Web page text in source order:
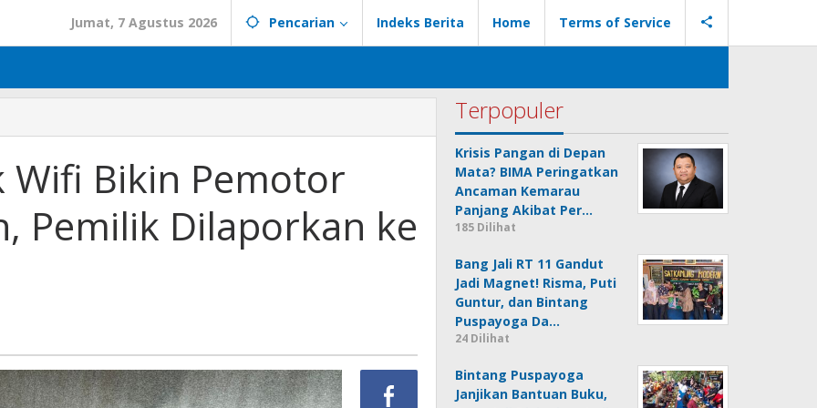
Jumat, 7 Agustus 2026 Pencarian Indeks Berita Home Terms of Service
Wifi Bikin Pemotor
Pemilik Dilaporkan ke
Terpopuler
Krisis Pangan di Depan
Mata? BIMA Peringatkan
Ancaman Kemarau
Panjang Akibat Per…
185 Dilihat
Bang Jali RT 11 Gandut
Jadi Magnet! Risma, Puti
Guntur, dan Bintang
Puspayoga Da…
24 Dilihat
Bintang Puspayoga
Janjikan Bantuan Buku,